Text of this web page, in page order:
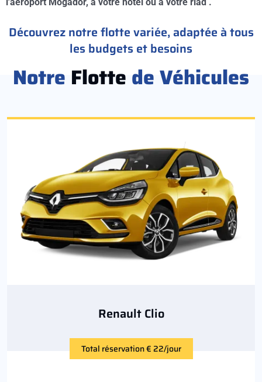
Découvrez notre flotte variée, adaptée à tous
les budgets et besoins
Notre Flotte de Véhicules
Renault Clio
Total réservation € 22/jour